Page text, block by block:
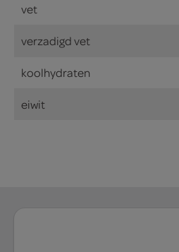
vet
verzadigd vet
koolhydraten
eiwit